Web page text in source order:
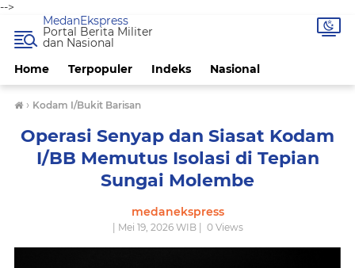
-->
Home Terpopuler Indeks Nasional
MedanEkspress
Portal Berita Militer
dan Nasional
› Kodam I/Bukit Barisan
Operasi Senyap dan Siasat Kodam
I/BB Memutus Isolasi di Tepian
Sungai Molembe
medanekspress
| Mei 19, 2026 WIB | 0Views